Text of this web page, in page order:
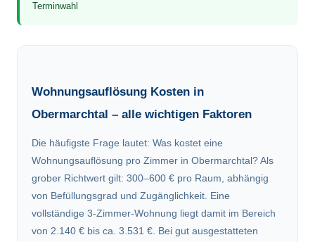
Terminwahl
Wohnungsauflösung Kosten in
Obermarchtal – alle wichtigen Faktoren
Die häufigste Frage lautet: Was kostet eine
Wohnungsauflösung pro Zimmer in Obermarchtal? Als
grober Richtwert gilt: 300–600 € pro Raum, abhängig
von Befüllungsgrad und Zugänglichkeit. Eine
vollständige 3-Zimmer-Wohnung liegt damit im Bereich
von 2.140 € bis ca. 3.531 €. Bei gut ausgestatteten